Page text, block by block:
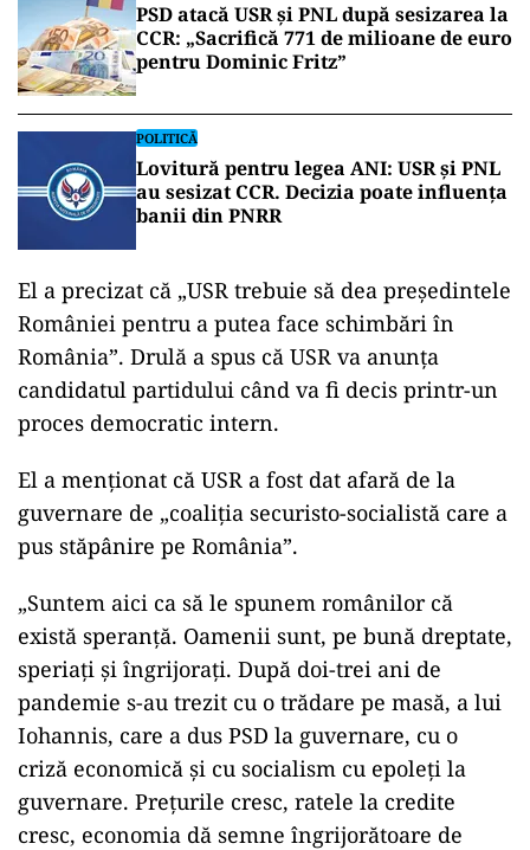
PSD atacă USR și PNL după sesizarea la
CCR: „Sacrifică 771 de milioane de euro
pentru Dominic Fritz”
POLITICĂ
Lovitură pentru legea ANI: USR și PNL
au sesizat CCR. Decizia poate influența
banii din PNRR
El a precizat că „USR trebuie să dea preşedintele
României pentru a putea face schimbări în
România”. Drulă a spus că USR va anunţa
candidatul partidului când va fi decis printr-un
proces democratic intern.
El a menţionat că USR a fost dat afară de la
guvernare de „coaliţia securisto-socialistă care a
pus stăpânire pe România”.
„Suntem aici ca să le spunem românilor că
există speranţă. Oamenii sunt, pe bună dreptate,
speriaţi şi îngrijoraţi. După doi-trei ani de
pandemie s-au trezit cu o trădare pe masă, a lui
Iohannis, care a dus PSD la guvernare, cu o
criză economică şi cu socialism cu epoleţi la
guvernare. Preţurile cresc, ratele la credite
cresc, economia dă semne îngrijorătoare de